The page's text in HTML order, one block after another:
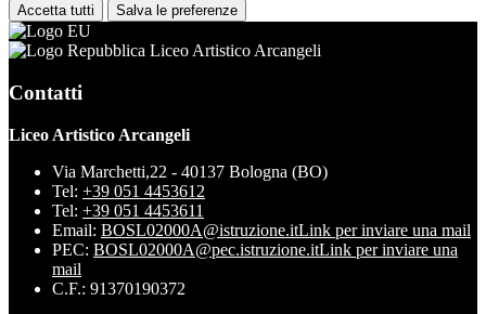
Accetta tutti Salva le preferenze
Liceo Artistico Arcangeli
Contatti
Liceo Artistico Arcangeli
Via Marchetti,22 - 40137 Bologna (BO)
Tel: +39 051 4453612
Tel: +39 051 4453611
Email: BOSL02000A@istruzione.itLink per inviare una mail
PEC: BOSL02000A@pec.istruzione.itLink per inviare una
mail
C.F.: 91370190372